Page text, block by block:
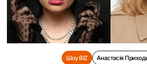
Шоу BIZ Анастасія